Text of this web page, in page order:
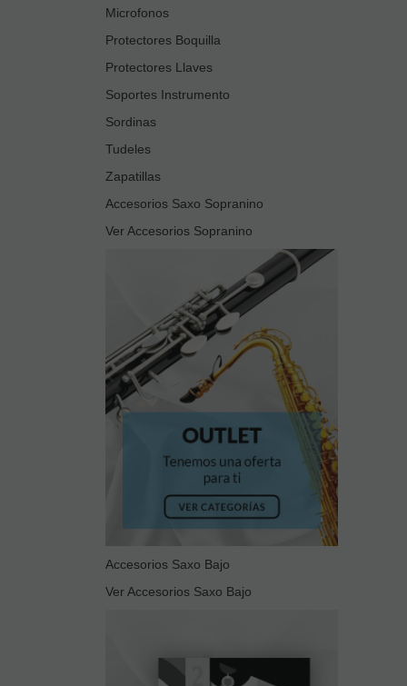
Microfonos
Protectores Boquilla
Protectores Llaves
Soportes Instrumento
Sordinas
Tudeles
Zapatillas
Accesorios Saxo Sopranino
Ver Accesorios Sopranino
Accesorios Saxo Bajo
Ver Accesorios Saxo Bajo